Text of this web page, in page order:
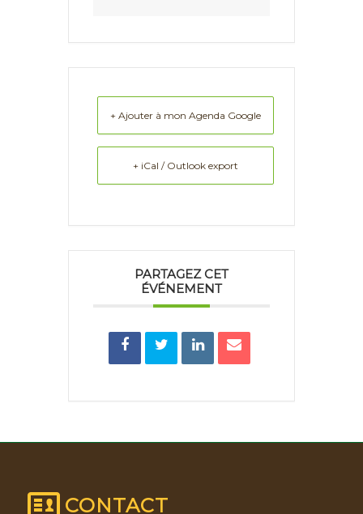
+ Ajouter à mon Agenda Google
+ iCal / Outlook export
PARTAGEZ CET
ÉVÉNEMENT
CONTACT